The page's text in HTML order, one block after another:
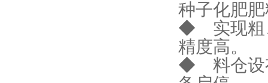
种子化肥
◆ 实现粗
精度高。
◆ 料仓设